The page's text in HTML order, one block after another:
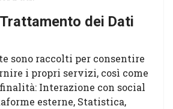
dei Dati
sono raccolti per consentire
i propri servizi, così come
Interazione con social
esterne, Statistica,